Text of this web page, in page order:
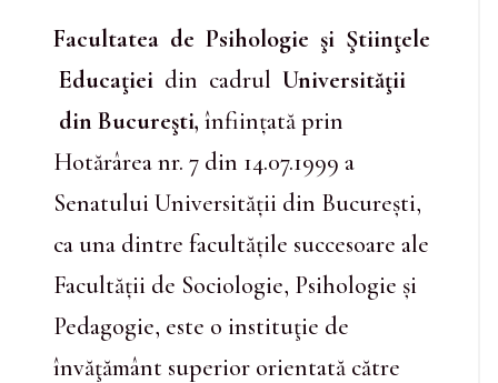
Facultatea de Psihologie şi Ştiinţele
Educaţiei din cadrul Universităţii
din Bucureşti, înființată prin
Hotărârea nr. 7 din 14.07.1999 a
Senatului Universității din București,
ca una dintre facultățile succesoare ale
Facultății de Sociologie, Psihologie și
Pedagogie, este o instituţie de
învăţământ superior orientată către